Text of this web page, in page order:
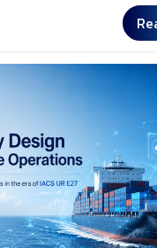
ผู้ปฏิบัติงานจึงมักย้อนกลับไ
ขึ้น มากกว่า การได้รับการเ
ใจความสำคัญ คุณค่าของ
ารมีกล้องมากขึ้น แต่อยู่ที่กา
ขึ้น” ไปสู่ “คนที่เกี่ยวข้องรับรู้ไ
มเสี่ยงนั้น นี่คือจุดเปลี่ยนจา